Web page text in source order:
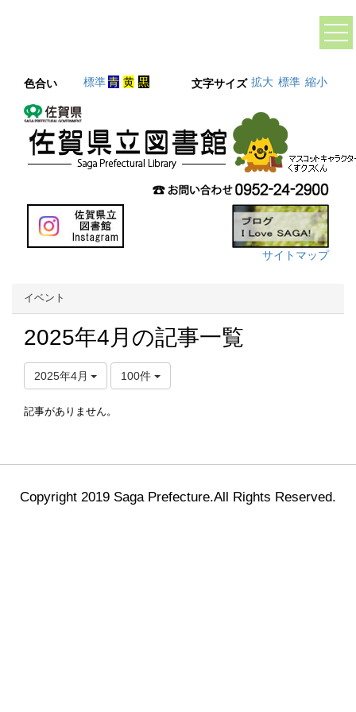
色合い 標準青 黄 黒 文字サイズ 拡大 標準 縮小
サイトマップ
イベント
2025年4月の記事一覧
2025年4月 100件
記事がありません。
Copyright 2019 Saga Prefecture.All Rights Reserved.